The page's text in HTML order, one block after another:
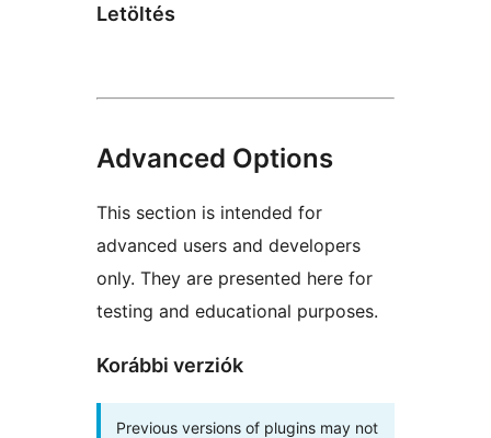
Letöltés
Advanced Options
This section is intended for
advanced users and developers
only. They are presented here for
testing and educational purposes.
Korábbi verziók
Previous versions of plugins may not